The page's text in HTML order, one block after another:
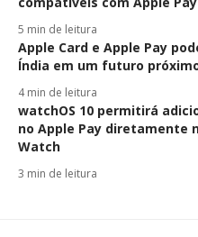
5 min de leitura
Apple Card e Apple Pay
Índia em um futuro
4 min de leitura
watchOS 10 permitirá
no Apple Pay diretamente
Watch
3 min de leitura